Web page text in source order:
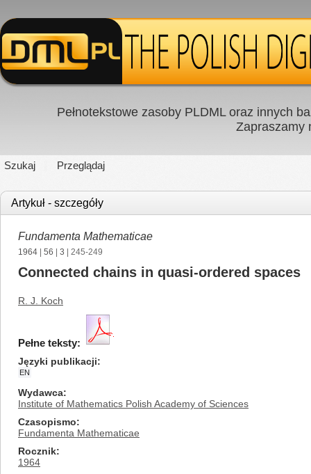
Pełnotekstowe zasoby PLDML oraz innych
Zapraszamy
Szukaj Przeglądaj
Artykuł - szczegóły
Fundamenta Mathematicae
1964 56 3 | 245-249
Connected chains in quasi-ordered spaces
R. J. Koch
Pełne teksty:
Języki publikacji
EN
Wydawca
Institute of Mathematics Polish Academy of Sciences
Czasopismo
Fundamenta Mathematicae
Rocznik
1964